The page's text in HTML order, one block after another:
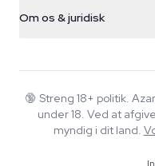
+31(0)204897914
Smokeshop
Returpolitik
FAQ
Privatlivspolitik
Om os & juridisk
Wiki
Blog
Musik
🔞 Streng 18+ politik.
under 18. Ved at
myndig i dit land.